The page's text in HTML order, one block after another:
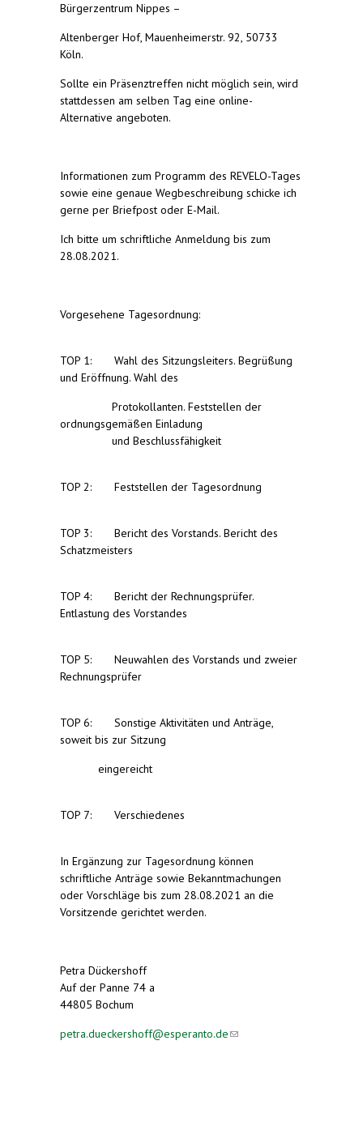
Bürgerzentrum Nippes –
Altenberger Hof, Mauenheimerstr. 92, 50733
Köln.
Sollte ein Präsenztreffen nicht möglich sein, wird
stattdessen am selben Tag eine online-
Alternative angeboten.
Informationen zum Programm des REVELO-Tages
sowie eine genaue Wegbeschreibung schicke ich
gerne per Briefpost oder E-Mail.
Ich bitte um schriftliche Anmeldung bis zum
28.08.2021.
Vorgesehene Tagesordnung:
TOP 1: Wahl des Sitzungsleiters. Begrüßung
und Eröffnung. Wahl des
Protokollanten. Feststellen der
ordnungsgemäßen Einladung
und Beschlussfähigkeit
TOP 2: Feststellen der Tagesordnung
TOP 3: Bericht des Vorstands. Bericht des
Schatzmeisters
TOP 4: Bericht der Rechnungsprüfer.
Entlastung des Vorstandes
TOP 5: Neuwahlen des Vorstands und zweier
Rechnungsprüfer
TOP 6: Sonstige Aktivitäten und Anträge,
soweit bis zur Sitzung
eingereicht
TOP 7: Verschiedenes
In Ergänzung zur Tagesordnung können
schriftliche Anträge sowie Bekanntmachungen
oder Vorschläge bis zum 28.08.2021 an die
Vorsitzende gerichtet werden.
Petra Dückershoff
Auf der Panne 74 a
44805 Bochum
petra.dueckershoff@esperanto.de(link sends e-